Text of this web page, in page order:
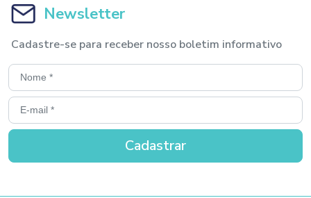
Newsletter
Cadastre-se para receber nosso boletim informativo